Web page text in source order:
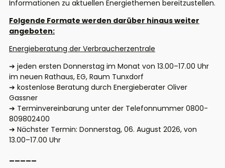
Informationen zu aktuellen Energiethemen bereitzustellen.
Folgende Formate werden darüber hinaus weiter
angeboten:
Energieberatung der Verbraucherzentrale
➔ jeden ersten Donnerstag im Monat von 13.00–17.00 Uhr
im neuen Rathaus, EG, Raum Tunxdorf
➔ kostenlose Beratung durch Energieberater Oliver
Gassner
➔ Terminvereinbarung unter der Telefonnummer 0800-
809802400
➔ Nächster Termin: Donnerstag, 06. August 2026, von
13.00–17.00 Uhr